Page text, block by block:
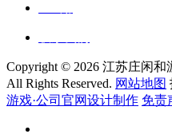
Copyright © 2026 江苏庄闲和
All Rights Reserved. 网站地图
游戏·公司官网设计制作 免责